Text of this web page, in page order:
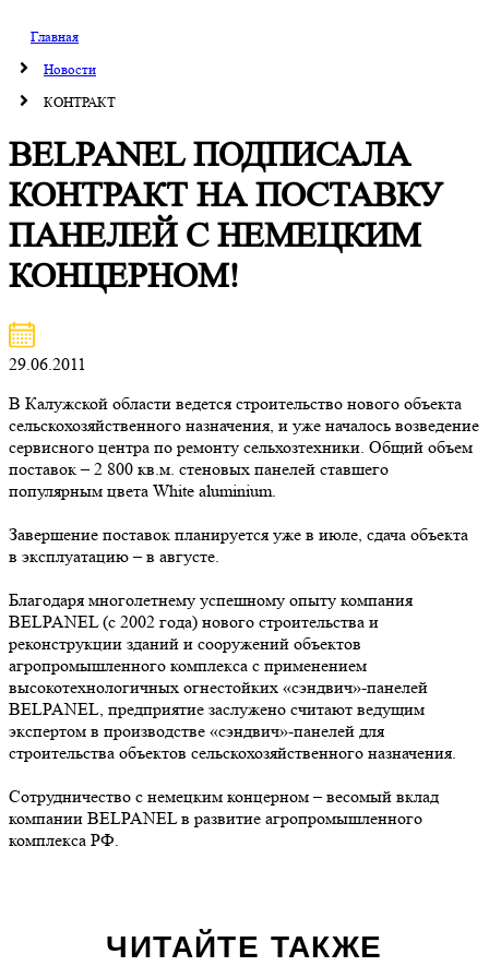
Главная
Новости
КОНТРАКТ
BELPANEL ПОДПИСАЛА
КОНТРАКТ НА ПОСТАВКУ
ПАНЕЛЕЙ С НЕМЕЦКИМ
КОНЦЕРНОМ!
29.06.2011
В Калужской области ведется строительство нового объекта
сельскохозяйственного назначения, и уже началось возведение
сервисного центра по ремонту сельхозтехники. Общий объем
поставок – 2 800 кв.м. стеновых панелей ставшего
популярным цвета White aluminium.
Завершение поставок планируется уже в июле, сдача объекта
в эксплуатацию – в августе.
Благодаря многолетнему успешному опыту компания
BELPANEL (с 2002 года) нового строительства и
реконструкции зданий и сооружений объектов
агропромышленного комплекса с применением
высокотехнологичных огнестойких «сэндвич»-панелей
BELPANEL, предприятие заслужено считают ведущим
экспертом в производстве «сэндвич»-панелей для
строительства объектов сельскохозяйственного назначения.
Сотрудничество с немецким концерном – весомый вклад
компании BELPANEL в развитие агропромышленного
комплекса РФ.
ЧИТАЙТЕ ТАКЖЕ